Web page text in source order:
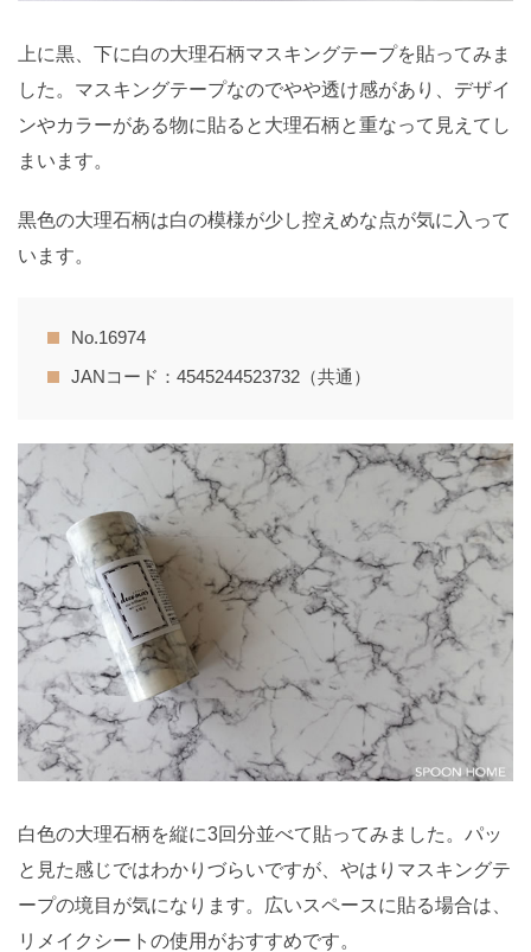
上に黒、下に白の大理石柄マスキングテープを貼ってみま
した。マスキングテープなのでやや透け感があり、デザイ
ンやカラーがある物に貼ると大理石柄と重なって見えてし
まいます。
黒色の大理石柄は白の模様が少し控えめな点が気に入って
います。
No.16974
JANコード：4545244523732（共通）
白色の大理石柄を縦に3回分並べて貼ってみました。パッ
と見た感じではわかりづらいですが、やはりマスキングテ
ープの境目が気になります。広いスペースに貼る場合は、
リメイクシートの使用がおすすめです。